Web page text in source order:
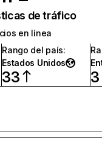
de tráfico
en línea
Rango del país:
Estados Unidos
33 3